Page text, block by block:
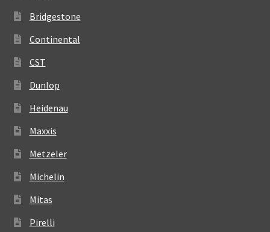
Bridgestone
Continental
CST
Dunlop
Heidenau
Maxxis
Metzeler
Michelin
Mitas
Pirelli